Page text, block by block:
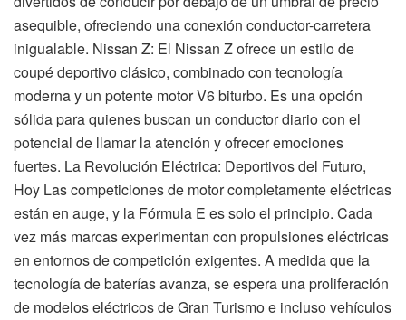
asequible, ofreciendo una conexión conductor-carretera
inigualable. Nissan Z: El Nissan Z ofrece un estilo de
coupé deportivo clásico, combinado con tecnología
moderna y un potente motor V6 biturbo. Es una opción
sólida para quienes buscan un conductor diario con el
potencial de llamar la atención y ofrecer emociones
fuertes. La Revolución Eléctrica: Deportivos del Futuro,
Hoy Las competiciones de motor completamente eléctricas
están en auge, y la Fórmula E es solo el principio. Cada
vez más marcas experimentan con propulsiones eléctricas
en entornos de competición exigentes. A medida que la
tecnología de baterías avanza, se espera una proliferación
de modelos eléctricos de Gran Turismo e incluso vehículos